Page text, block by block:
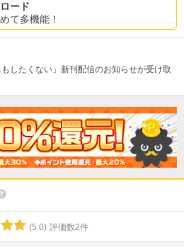
ード
て多機能！
したくない」新刊配信のお知らせが受け取
(5.0) 評価数2件